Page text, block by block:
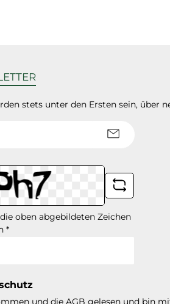
stets unter den Ersten sein, über
oben abgebildeten Zeichen
*
und die AGB gelesen und bin